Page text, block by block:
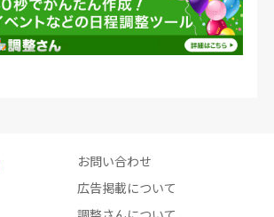
お問い合わせ
広告掲載について